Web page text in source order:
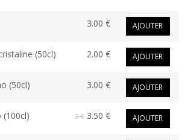
3.00 € AJOUTER
(50cl) 2.00 € AJOUTER
(50cl) 3.00 € AJOUTER
(100cl) 5 € 3.50 € AJOUTER